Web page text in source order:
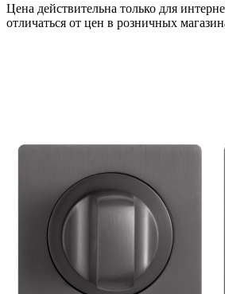
Цена действительна только для
отличаться от цен в розничных